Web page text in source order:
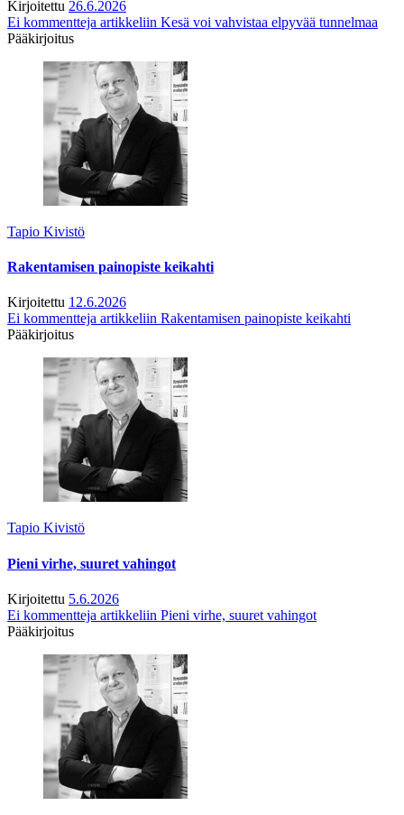
Kirjoitettu 26.6.2026
Ei kommentteja artikkeliin Kesä voi vahvistaa elpyvää tunnelmaa
Pääkirjoitus
Tapio Kivistö
Rakentamisen painopiste keikahti
Kirjoitettu 12.6.2026
Ei kommentteja artikkeliin Rakentamisen painopiste keikahti
Pääkirjoitus
Tapio Kivistö
Pieni virhe, suuret vahingot
Kirjoitettu 5.6.2026
Ei kommentteja artikkeliin Pieni virhe, suuret vahingot
Pääkirjoitus